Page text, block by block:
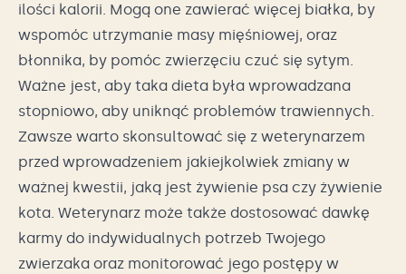
ilości kalorii. Mogą one zawierać więcej białka, by
wspomóc utrzymanie masy mięśniowej, oraz
błonnika, by pomóc zwierzęciu czuć się sytym.
Ważne jest, aby taka dieta była wprowadzana
stopniowo, aby uniknąć problemów trawiennych.
Zawsze warto skonsultować się z weterynarzem
przed wprowadzeniem jakiejkolwiek zmiany w
ważnej kwestii, jaką jest żywienie psa czy żywienie
kota. Weterynarz może także dostosować dawkę
karmy do indywidualnych potrzeb Twojego
zwierzaka oraz monitorować jego postępy w